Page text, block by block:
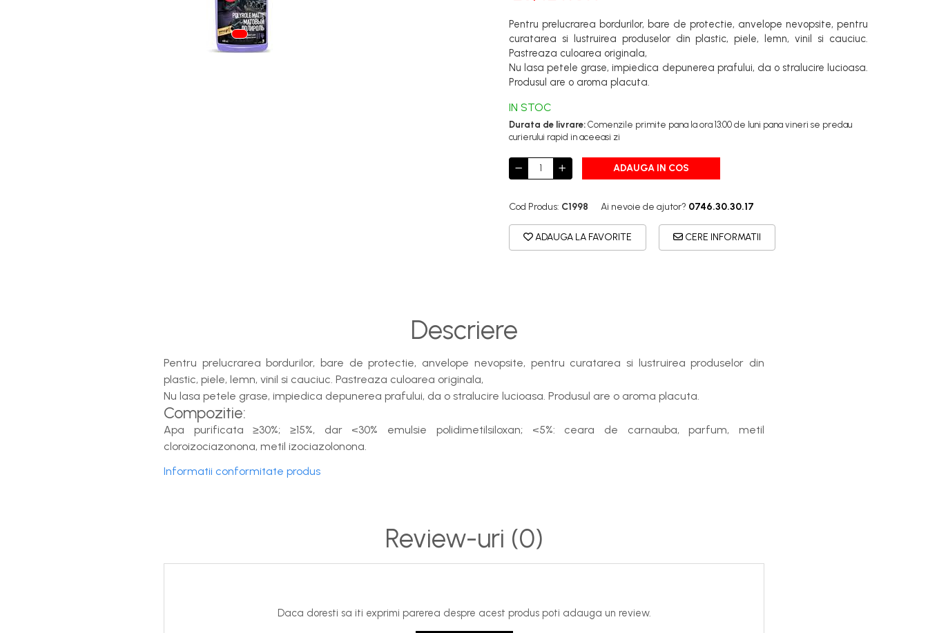
Pentru prelucrarea bordurilor, bare de protectie, anvelope nevopsite, pentru
curatarea si lustruirea produselor din plastic, piele, lemn, vinil si cauciuc.
Pastreaza culoarea originala,
Nu lasa petele grase, impiedica depunerea prafului, da o stralucire lucioasa.
Produsul are o aroma placuta.
IN STOC
Durata de livrare: Comenzile primite pana la ora 13:00 de luni pana vineri se predau
curierului rapid in aceeasi zi
ADAUGA IN COS
Cod Produs: C1998 Ai nevoie de ajutor? 0746.30.30.17
ADAUGA LA FAVORITE CERE INFORMATII
Descriere
Pentru prelucrarea bordurilor, bare de protectie, anvelope nevopsite, pentru curatarea si lustruirea produselor din
plastic, piele, lemn, vinil si cauciuc. Pastreaza culoarea originala,
Nu lasa petele grase, impiedica depunerea prafului, da o stralucire lucioasa. Produsul are o aroma placuta.
Compozitie:
Apa purificata ≥30%; ≥15%, dar <30% emulsie polidimetilsiloxan; <5%: ceara de carnauba, parfum, metil
cloroizociazonona, metil izociazolonona.
Informatii conformitate produs
Review-uri (0)
Daca doresti sa iti exprimi parerea despre acest produs poti adauga un review.